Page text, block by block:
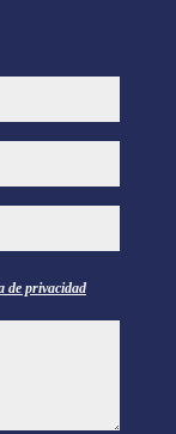
de privacidad